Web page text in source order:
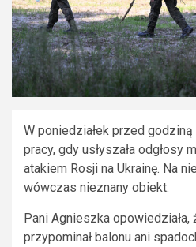
W poniedziałek przed
pracy, gdy usłyszała odgłosy
atakiem Rosji na Ukrainę. Na
wówczas nieznany obiekt.
Pani Agnieszka opowiedziała,
przypominał balonu ani